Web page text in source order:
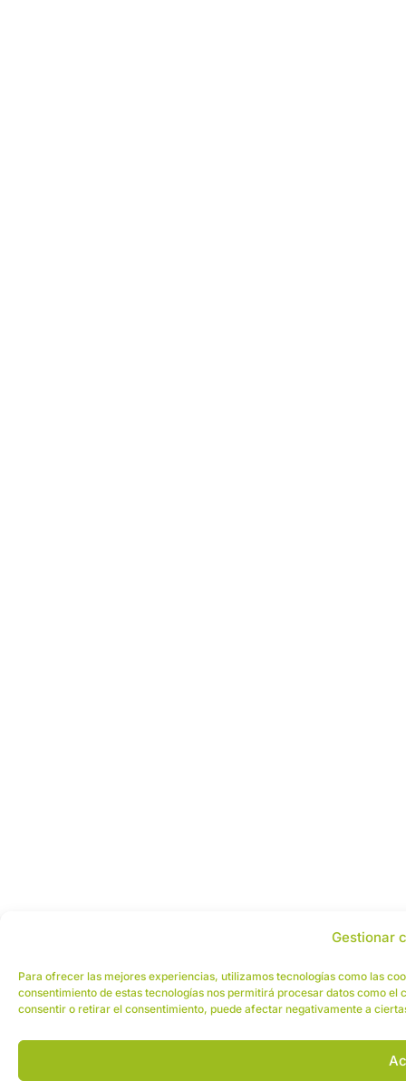
Gestionar
Para ofrecer las mejores experiencias, utilizamos tecnologías como las
consentimiento de estas tecnologías nos permitirá procesar datos como
consentir o retirar el consentimiento, puede afectar negativamente a